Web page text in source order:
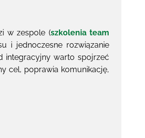
w zespole (szkolenia team
i jednoczesne rozwiązanie
integracyjny warto spojrzeć
cel, poprawia komunikację,